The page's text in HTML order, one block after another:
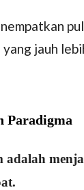
jauh
Paradigma
adalah